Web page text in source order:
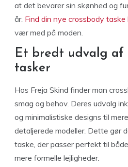
at det bevarer sin skønhed og
år. Find din nye crossbody taske
vær med på moden.
Et bredt udvalg af
tasker
Hos Freja Skind finder man
smag og behov. Deres udvalg
og minimalistiske designs til
detaljerede modeller. Dette gør
taske, der passer perfekt til
mere formelle lejligheder.